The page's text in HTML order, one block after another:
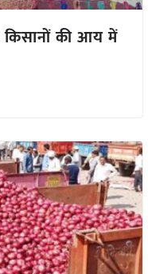
किसानों की आय में